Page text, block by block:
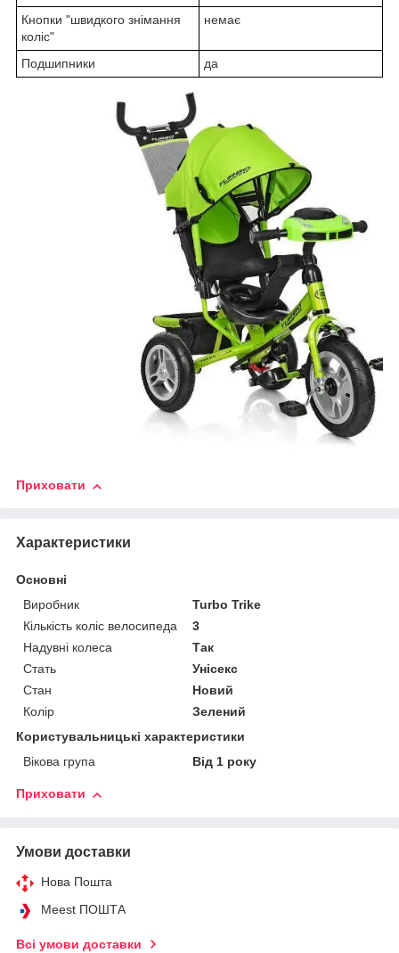
Кнопки "швидкого знімання
коліс"
немає
Подшипники да
Приховати
Характеристики
Основні
Виробник
Turbo Trike
Кількість коліс велосипеда
3
Надувні колеса
Так
Стать
Унісекс
Стан
Новий
Колір
Зелений
Користувальницькі характеристики
Вікова група
Від 1 року
Приховати
Умови доставки
Нова Пошта
Meest ПОШТА
Всі умови доставки